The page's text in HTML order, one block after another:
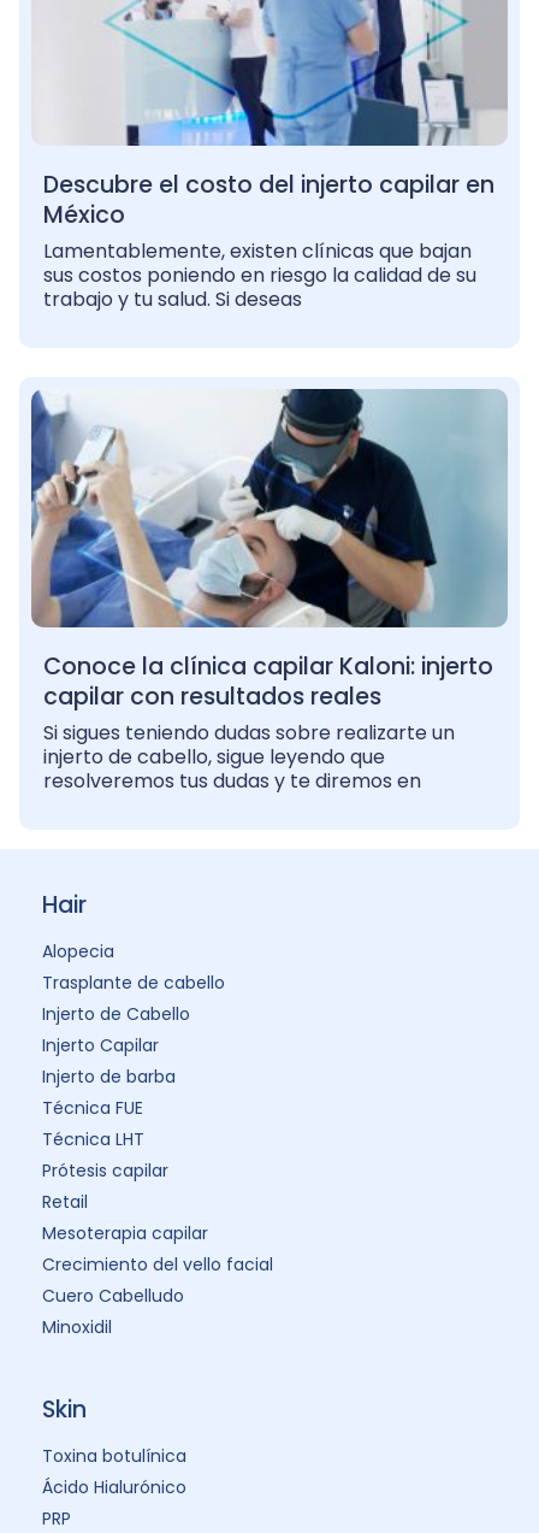
Descubre el costo del injerto capilar en
México
Lamentablemente, existen clínicas que bajan
sus costos poniendo en riesgo la calidad de su
trabajo y tu salud. Si deseas
Conoce la clínica capilar Kaloni: injerto
capilar con resultados reales
Si sigues teniendo dudas sobre realizarte un
injerto de cabello, sigue leyendo que
resolveremos tus dudas y te diremos en
Hair
Alopecia
Trasplante de cabello
Injerto de Cabello
Injerto Capilar
Injerto de barba
Técnica FUE
Técnica LHT
Prótesis capilar
Retail
Mesoterapia capilar
Crecimiento del vello facial
Cuero Cabelludo
Minoxidil
Skin
Toxina botulínica
Ácido Hialurónico
PRP